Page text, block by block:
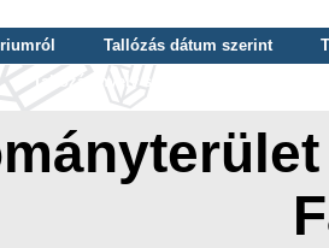
Tallózás dátum szerint
Tallózás nyelv szerint